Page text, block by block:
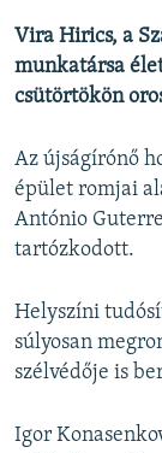
Valamennyi
Vira Hirics, a
munkatársa
csütörtökön
Az újságírónő
épület romjai
António
tartózkodott.
Helyszíni
súlyosan
szélvédője is
Igor